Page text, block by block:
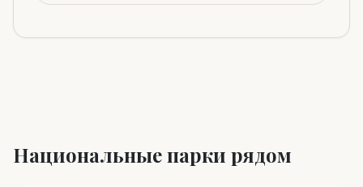
Национальные парки рядом